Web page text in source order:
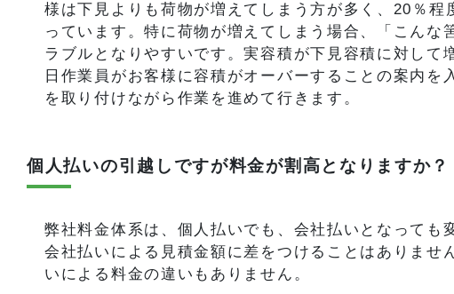
様は下見よりも荷物が増えてしまう方が多く、20％程
っています。特に荷物が増えてしまう場合、「こんな
ラブルとなりやすいです。実容積が下見容積に対して
日作業員がお客様に容積がオーバーすることの案内を
を取り付けながら作業を進めて行きます。
個人払いの引越しですが料金が割高となりますか？
弊社料金体系は、個人払いでも、会社払いとなっても
会社払いによる見積金額に差をつけることはありませ
いによる料金の違いもありません。